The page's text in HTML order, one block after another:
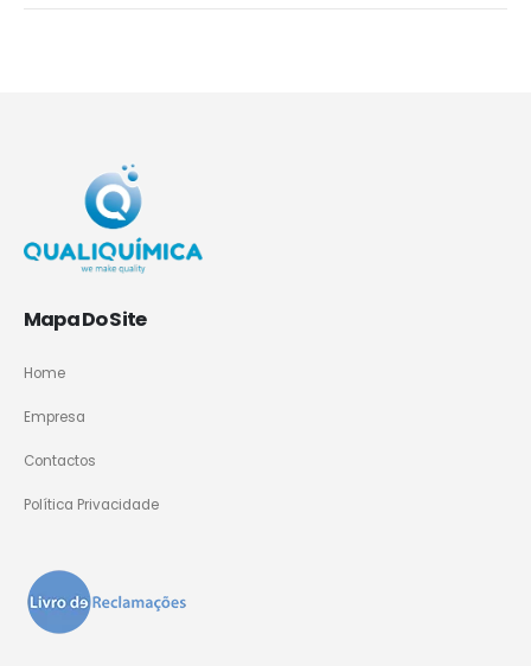
Mapa Do Site
Home
Empresa
Contactos
Política Privacidade